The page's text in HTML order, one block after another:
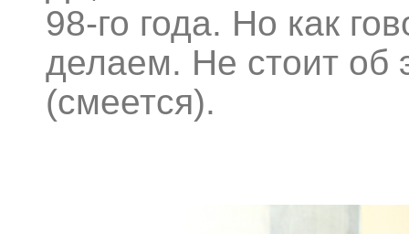
98-го года. Но как
делаем. Не стоит об
(смеется).